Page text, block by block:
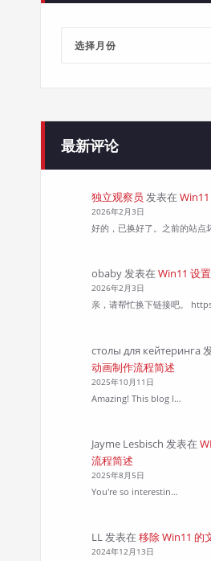
最新评论
独立观察员 发表在
2026年2月3日
好的，已换好了。之前的站点
obaby发表在 Win11 设
2026年2月3日
亲，请帮忙换下链接吧。
столы для кейтеринга
动画制作流程简述
2025年10月11日
Amazing! This blog l…
Jayme Lesbisch 发表在
流程简述
2025年8月5日
You're so interestin…
LL发表在 移除 Win11 的
2024年12月13日